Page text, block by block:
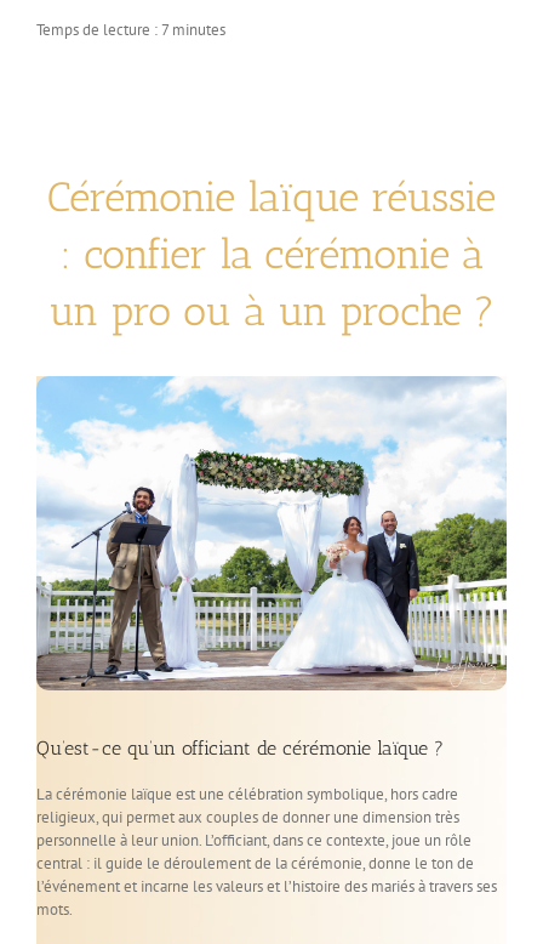
Temps de lecture :7 minutes
Cérémonie laïque réussie
: confier la cérémonie à
un pro ou à un proche ?
Qu’est-ce qu’un officiant de cérémonie laïque ?
La cérémonie laïque est une célébration symbolique, hors cadre
religieux, qui permet aux couples de donner une dimension très
personnelle à leur union. L’officiant, dans ce contexte, joue un rôle
central : il guide le déroulement de la cérémonie, donne le ton de
l’événement et incarne les valeurs et l’histoire des mariés à travers ses
mots.